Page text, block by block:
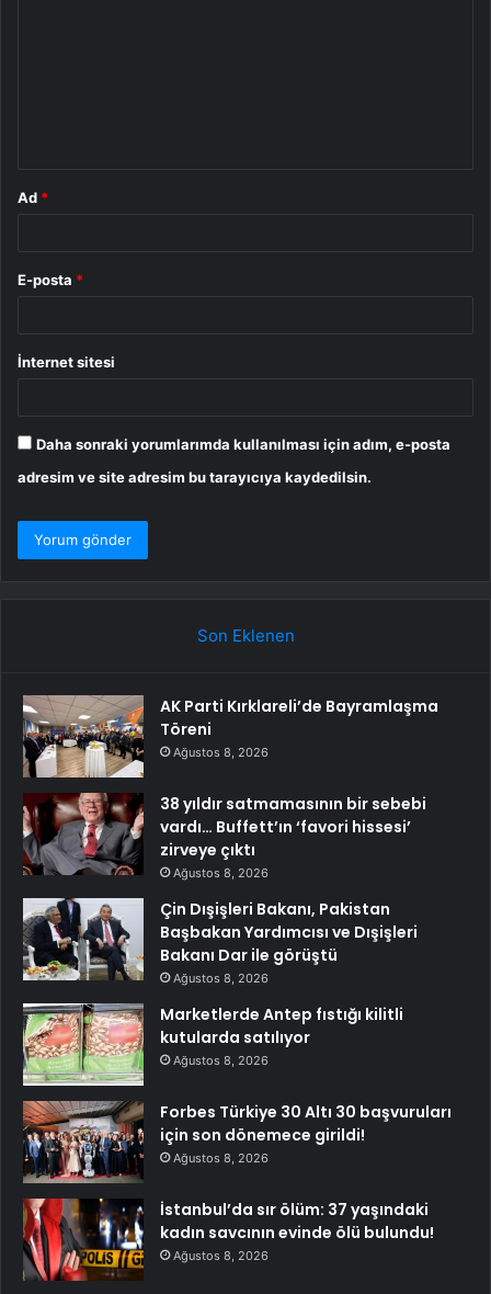
Ad *
E-posta *
İnternet sitesi
Daha sonraki yorumlarımda kullanılması için adım, e-posta
adresim ve site adresim bu tarayıcıya kaydedilsin.
Son Eklenen
AK Parti Kırklareli’de Bayramlaşma
Töreni
Ağustos 8, 2026
38 yıldır satmamasının bir sebebi
vardı… Buffett’ın ‘favori hissesi’
zirveye çıktı
Ağustos 8, 2026
Çin Dışişleri Bakanı, Pakistan
Başbakan Yardımcısı ve Dışişleri
Bakanı Dar ile görüştü
Ağustos 8, 2026
Marketlerde Antep fıstığı kilitli
kutularda satılıyor
Ağustos 8, 2026
Forbes Türkiye 30 Altı 30 başvuruları
için son dönemece girildi!
Ağustos 8, 2026
İstanbul’da sır ölüm: 37 yaşındaki
kadın savcının evinde ölü bulundu!
Ağustos 8, 2026